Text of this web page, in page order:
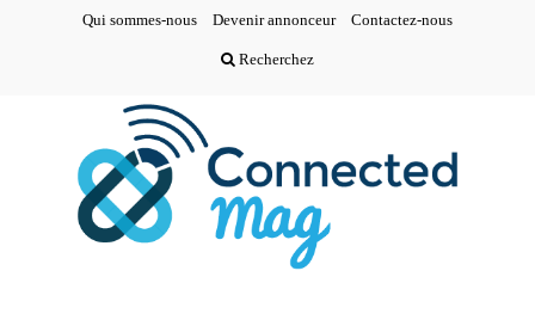
Qui sommes-nous Devenir annonceur Contactez-nous
Recherchez